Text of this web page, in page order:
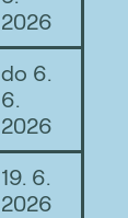
2026
do 6.
6.
2026
19. 6.
2026